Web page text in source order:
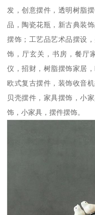
发，创意摆件，透明树脂
品，陶瓷花瓶，新古典装
摆饰；工艺品艺术品摆设
饰，厅玄关，书房，餐厅
仪，招财，树脂摆饰家居
欧式复古摆件，装饰收音
贝壳摆件，家具摆饰，小
饰，小家具，摆件摆饰。